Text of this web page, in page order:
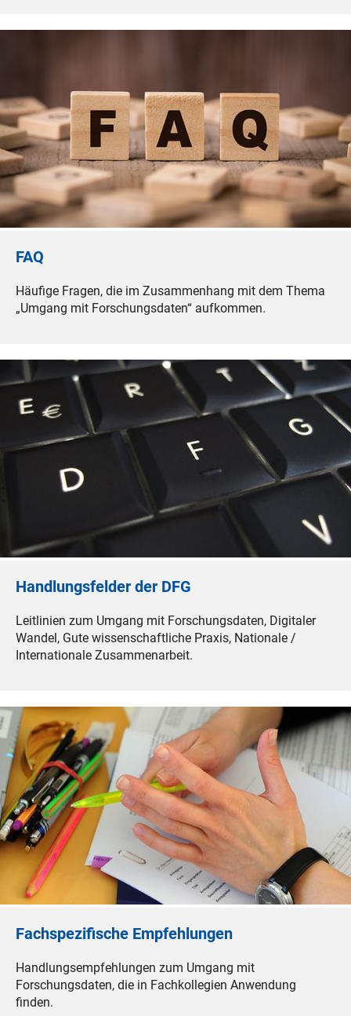
FAQ
Häufige Fragen, die im Zusammenhang mit dem Thema
„Umgang mit Forschungsdaten“ aufkommen.
Handlungsfelder der DFG
Leitlinien zum Umgang mit Forschungsdaten, Digitaler
Wandel, Gute wissenschaftliche Praxis, Nationale /
Internationale Zusammenarbeit.
Fachspezifische Empfehlungen
Handlungsempfehlungen zum Umgang mit
Forschungsdaten, die in Fachkollegien Anwendung
finden.